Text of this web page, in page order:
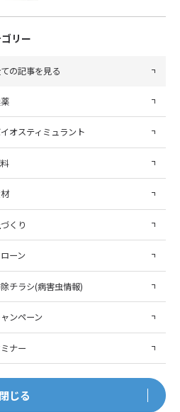
オヒシバ・ネズミムギ（イタ
イネ科雑草。
くる…」
ていませんか？
は、茎葉から吸収され、根ま
発生を抑えるイネ科専用除草
フロアブルの特長
果
草に選択的に効き、地下部
クに
除
難しい抵抗性イネ科雑草にも
リー
の記事を見る
オスティミュラント
くり
ーン
チラシ(病害虫情報)
ンペーン
ナー
閉じる